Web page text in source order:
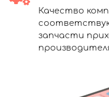
Качество
запчасти